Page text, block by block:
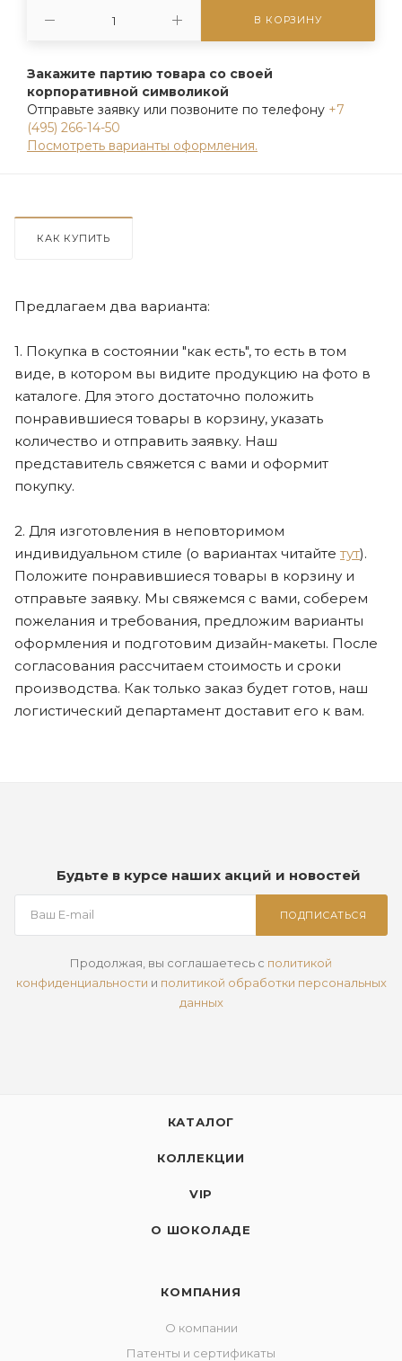
В КОРЗИНУ
Закажите партию товара со своей
корпоративной символикой
Отправьте заявку или позвоните по телефону +7
(495) 266-14-50
Посмотреть варианты оформления.
КАК КУПИТЬ
Предлагаем два варианта:
1. Покупка в состоянии "как есть", то есть в том
виде, в котором вы видите продукцию на фото в
каталоге. Для этого достаточно положить
понравившиеся товары в корзину, указать
количество и отправить заявку. Наш
представитель свяжется с вами и оформит
покупку.
2. Для изготовления в неповторимом
индивидуальном стиле (о вариантах читайте тут).
Положите понравившиеся товары в корзину и
отправьте заявку. Мы свяжемся с вами, соберем
пожелания и требования, предложим варианты
оформления и подготовим дизайн-макеты. После
согласования рассчитаем стоимость и сроки
производства. Как только заказ будет готов, наш
логистический департамент доставит его к вам.
Будьте в курсе наших акций и новостей
ПОДПИСАТЬСЯ
Продолжая, вы соглашаетесь с политикой
конфиденциальности и политикой обработки персональных
данных
КАТАЛОГ
КОЛЛЕКЦИИ
VIP
О ШОКОЛАДЕ
КОМПАНИЯ
О компании
Патенты и сертификаты